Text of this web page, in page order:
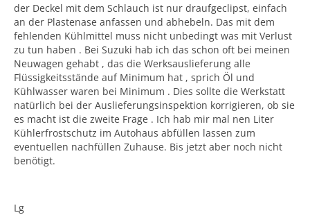
der Deckel mit dem Schlauch ist nur draufgeclipst, einfach
an der Plastenase anfassen und abhebeln. Das mit dem
fehlenden Kühlmittel muss nicht unbedingt was mit Verlust
zu tun haben . Bei Suzuki hab ich das schon oft bei meinen
Neuwagen gehabt , das die Werksauslieferung alle
Flüssigkeitsstände auf Minimum hat , sprich Öl und
Kühlwasser waren bei Minimum . Dies sollte die Werkstatt
natürlich bei der Auslieferungsinspektion korrigieren, ob sie
es macht ist die zweite Frage . Ich hab mir mal nen Liter
Kühlerfrostschutz im Autohaus abfüllen lassen zum
eventuellen nachfüllen Zuhause. Bis jetzt aber noch nicht
benötigt.
Lg